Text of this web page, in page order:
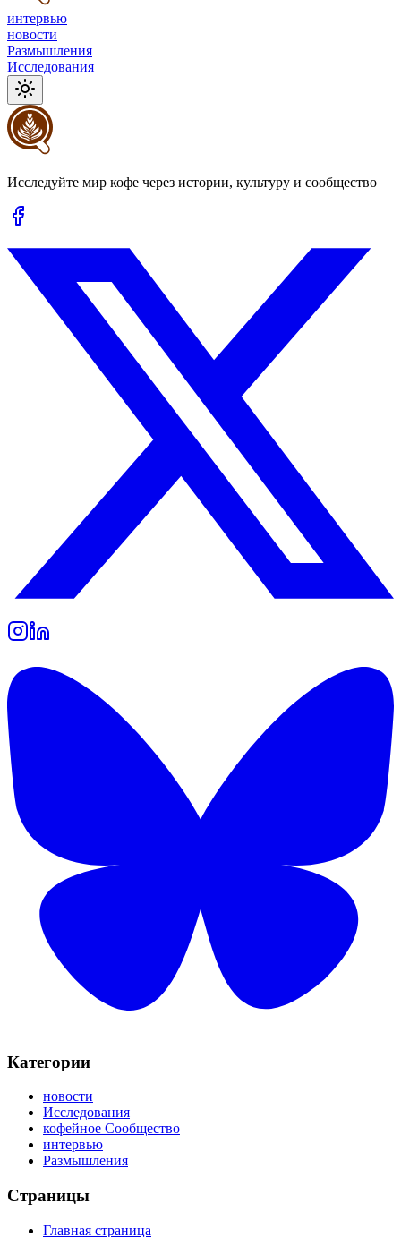
интервью
новости
Размышления
Исследования
Исследуйте мир кофе через истории, культуру и сообщество
Категории
новости
Исследования
кофейное Сообщество
интервью
Размышления
Страницы
Главная страница